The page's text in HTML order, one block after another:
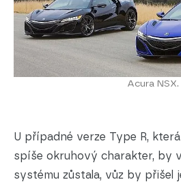
Acura NSX.
U případné verze Type R,
spíše okruhový charakter, by
systému zůstala, vůz by přišel